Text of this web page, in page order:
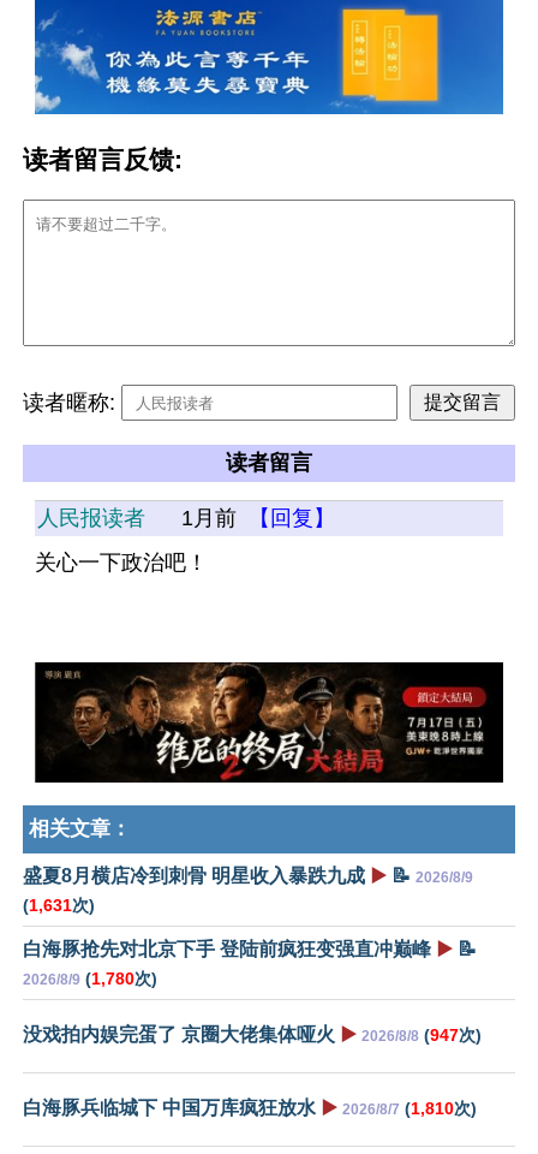
读者留言反馈:
读者暱称:
读者留言
人民报读者 1月前
【回复】
关心一下政治吧！
相关文章：
盛夏8月横店冷到刺骨 明星收入暴跌九成 ▶️ 📝 2026/8/9
(1,631次)
白海豚抢先对北京下手 登陆前疯狂变强直冲巅峰 ▶️ 📝
2026/8/9 (1,780次)
没戏拍内娱完蛋了 京圈大佬集体哑火 ▶️ 2026/8/8 (947次)
白海豚兵临城下 中国万库疯狂放水 ▶️ 2026/8/7 (1,810次)